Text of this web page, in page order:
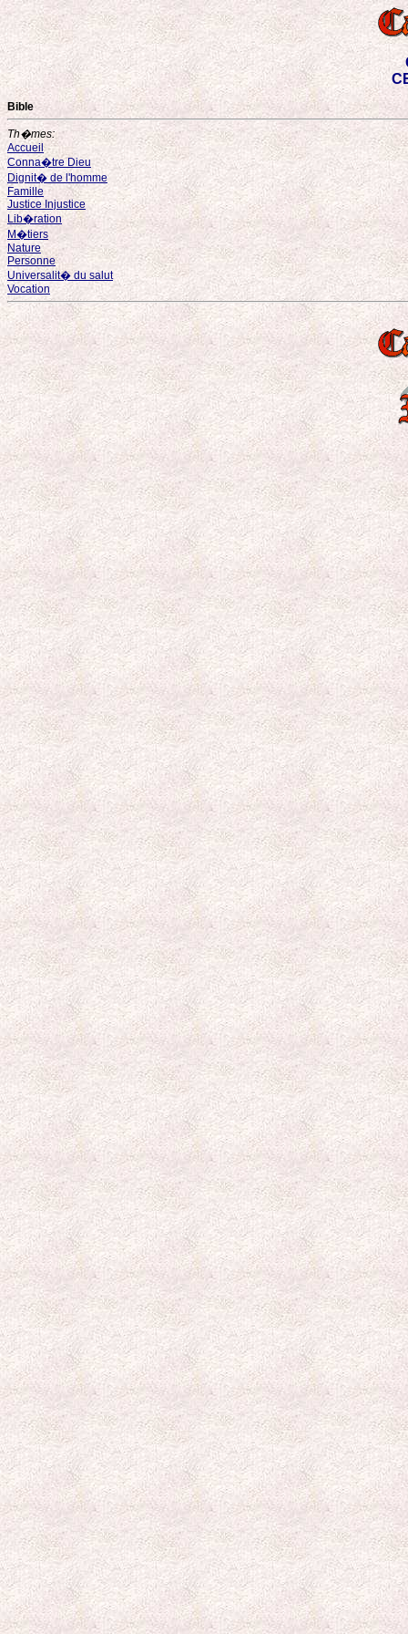
Bible
Th�mes:
Accueil
Conna�tre Dieu
Dignit� de l'homme
Famille
Justice Injustice
Lib�ration
M�tiers
Nature
Personne
Universalit� du salut
Vocation